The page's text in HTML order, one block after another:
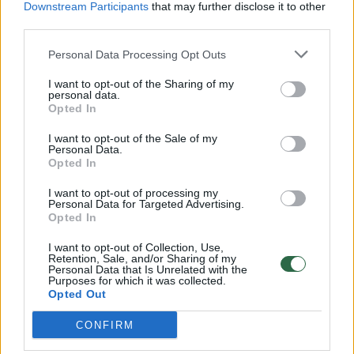
Downstream Participants that may further disclose it to other
Personal Data Processing Opt Outs
I want to opt-out of the Sharing of my
personal data.
Opted In
I want to opt-out of the Sale of my
Personal Data.
Opted In
I want to opt-out of processing my
Personal Data for Targeted Advertising.
Opted In
I want to opt-out of Collection, Use,
Retention, Sale, and/or Sharing of my
Personal Data that Is Unrelated with the
Purposes for which it was collected.
Opted Out
CONFIRM
00:00:57
Savaitės vidurys nusimato karštas: temperatūra kils iki
32 laipsnių šilumos
Žinios | Orai
V. Zalužno pasisakymą laiko bandymu įsitvirtinti
Ukrainos politikoje: jis yra neteisus
savaitę: karščiai atsitrauks
Žinios | Orai